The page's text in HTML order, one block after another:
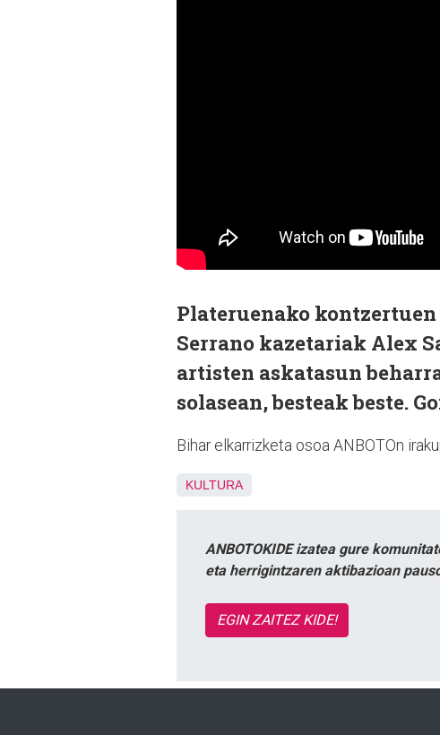
Plateruenako
Serrano kazetariak Alex
artisten askatasun
solasean, besteak beste.
Bihar elkarrizketa osoa ANBOTOn
KULTURA
ANBOTOKIDE izatea gure
eta herrigintzaren aktibazioan
EGIN ZAITEZ KIDE!